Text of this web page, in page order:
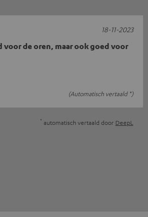
voor de oren, maar ook goed voor
(Automatisch vertaald *)
18-11-2023
* automatisch vertaald door DeepL